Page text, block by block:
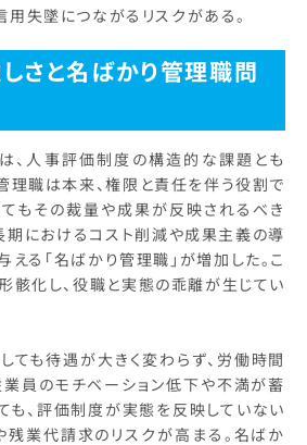
失墜につながるリスクがある。
さと名ばかり管理職問
、人事評価制度の構造的な課題とも
理職は本来、権限と責任を伴う役割で
もその裁量や成果が反映されるべき
期におけるコスト削減や成果主義の導
える「名ばかり管理職」が増加した。こ
骸化し、役職と実態の乖離が生じてい
ても待遇が大きく変わらず、労働時間
員のモチベーション低下や不満が蓄
も、評価制度が実態を反映していない
残業代請求のリスクが高まる。名ばか